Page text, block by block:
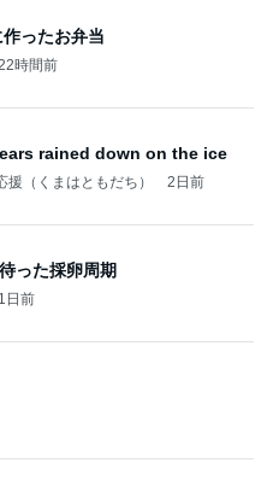
ったお弁当
時間前
rained down on the ice
（くまはともだち） 2日前
った採卵周期
1日前